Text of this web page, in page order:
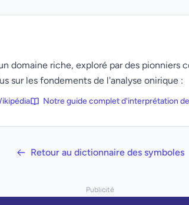
domaine riche, exploré par des pionniers
sur les fondements de l'analyse onirique :
Notre guide complet d'interprétation
Retour au dictionnaire des symboles
Publicité